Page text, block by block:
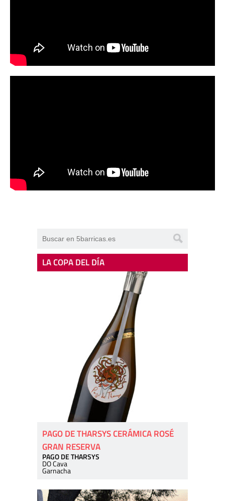
LA COPA DEL DÍA
PAGO DE THARSYS CERÁMICA ROSÉ
GRAN RESERVA
PAGO DE THARSYS
DO Cava
Garnacha